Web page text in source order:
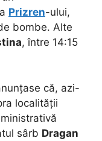
Prizren-ului,
bombe. Alte
, între 14:15
că, azi-
localității
sârb Dragan